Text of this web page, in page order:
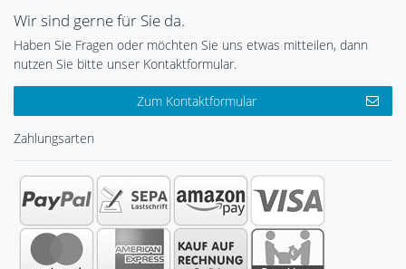
Wir sind gerne für Sie da.
Haben Sie Fragen oder möchten Sie uns etwas mitteilen, dann
nutzen Sie bitte unser Kontaktformular.
Zum Kontaktformular
Zahlungsarten